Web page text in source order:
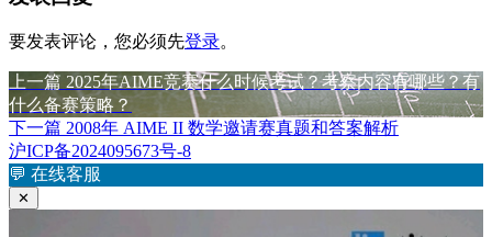
要发表评论，您必须先登录。
文
章
导
航
上一篇 上
篇
文
章：
2025年AIME竞赛什么时候考试？考察内容有哪些？有
什么备赛策略？
下一篇 下
篇
文
2008年 AIME II 数学邀请赛真题和答案解析
沪ICP备2024095673号-8
💬 在线客服
✕